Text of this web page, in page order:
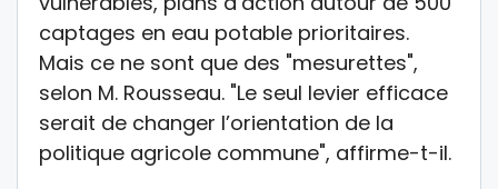
captages en eau potable prioritaires.
Mais ce ne sont que des "mesurettes",
selon M. Rousseau. "Le seul levier efficace
serait de changer l’orientation de la
politique agricole commune", affirme-t-il.